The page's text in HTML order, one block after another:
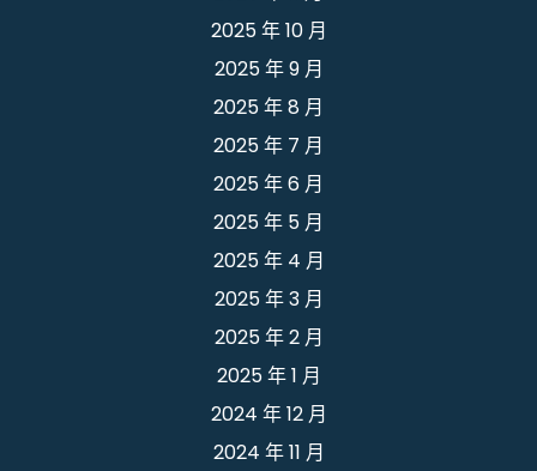
2025 年 10 月
2025 年 9 月
2025 年 8 月
2025 年 7 月
2025 年 6 月
2025 年 5 月
2025 年 4 月
2025 年 3 月
2025 年 2 月
2025 年 1 月
2024 年 12 月
2024 年 11 月